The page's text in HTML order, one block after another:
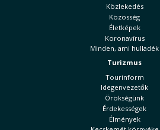
Közlekedés
Közösség
Életképek
Koronavírus
Minden, ami hulladék
Turizmus
Tourinform
Idegenvezetők
Örökségünk
Érdekességek
Élmények